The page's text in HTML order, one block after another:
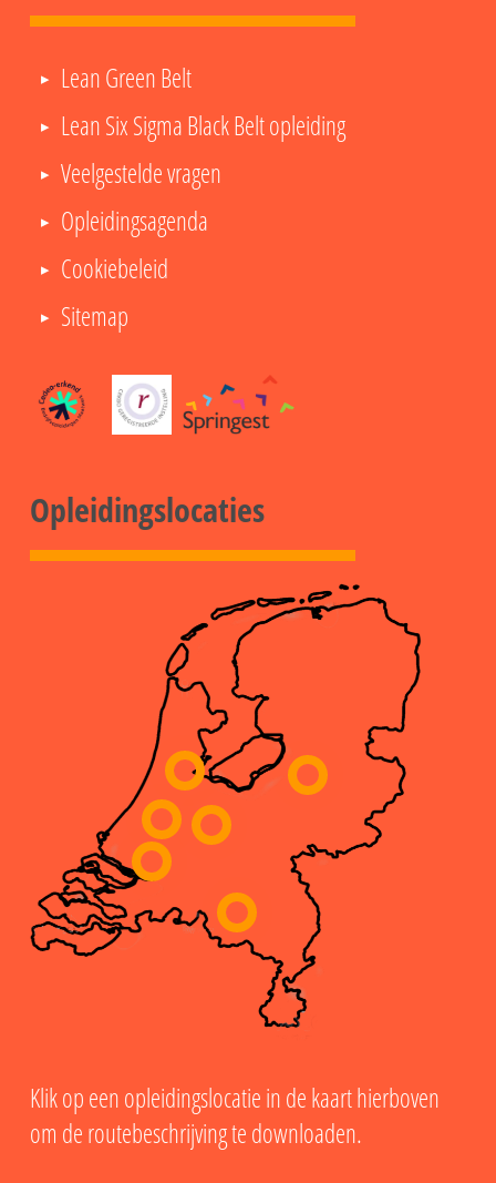
Lean Green Belt
Lean Six Sigma Black Belt opleiding
Veelgestelde vragen
Opleidingsagenda
Cookiebeleid
Sitemap
Opleidingslocaties
Klik op een opleidingslocatie in de kaart hierboven
om de routebeschrijving te downloaden.